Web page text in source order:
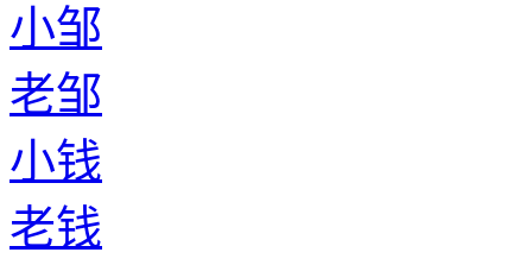
小邹
老邹
小钱
老钱